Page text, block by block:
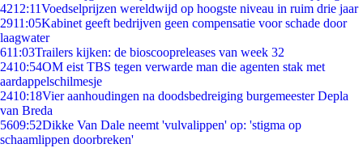
4212:11Voedselprijzen wereldwijd op hoogste niveau in ruim drie jaar
2911:05Kabinet geeft bedrijven geen compensatie voor schade door
laagwater
611:03Trailers kijken: de bioscoopreleases van week 32
2410:54OM eist TBS tegen verwarde man die agenten stak met
aardappelschilmesje
2410:18Vier aanhoudingen na doodsbedreiging burgemeester Depla
van Breda
5609:52Dikke Van Dale neemt 'vulvalippen' op: 'stigma op
schaamlippen doorbreken'